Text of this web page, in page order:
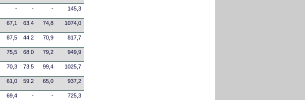
- - - 145,3
67,1 63,4 74,8 1074,0
87,5 44,2 70,9 817,7
75,5 68,0 79,2 949,9
70,3 73,5 99,4 1025,7
61,0 59,2 65,0 937,2
69,4 - - 725,3